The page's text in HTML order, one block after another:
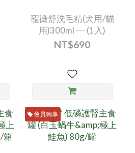
寵黴舒洗毛精(犬用/貓
用)300ml --- (1入)
NT$690
會員獨享